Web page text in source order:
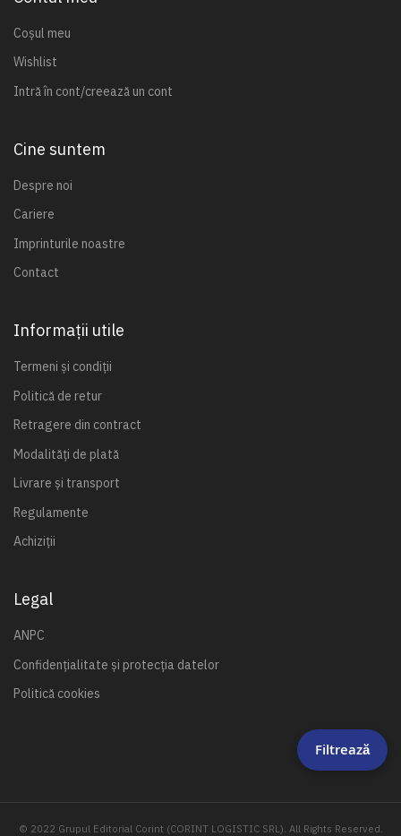
Coșul meu
Wishlist
Intră în cont/creează un cont
Cine suntem
Despre noi
Cariere
Imprinturile noastre
Contact
Informații utile
Termeni și condiții
Politică de retur
Retragere din contract
Modalități de plată
Livrare și transport
Regulamente
Achiziții
Legal
ANPC
Confidențialitate și protecția datelor
Politică cookies
© 2022 Grupul Editorial Corint (CORINT LOGISTIC SRL). All Rights Reserved.
Filtrează